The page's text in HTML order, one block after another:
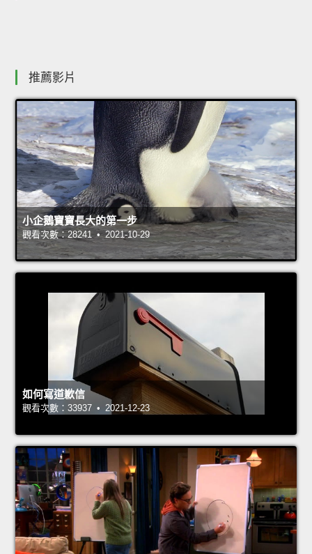
推薦影片
小企鵝寶寶長大的第一步
觀看次數：28241 • 2021-10-29
如何寫道歉信
觀看次數：33937 • 2021-12-23